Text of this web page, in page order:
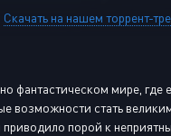
Скачать на нашем торрент-
фантастическом мире,
возможности стать
порой к